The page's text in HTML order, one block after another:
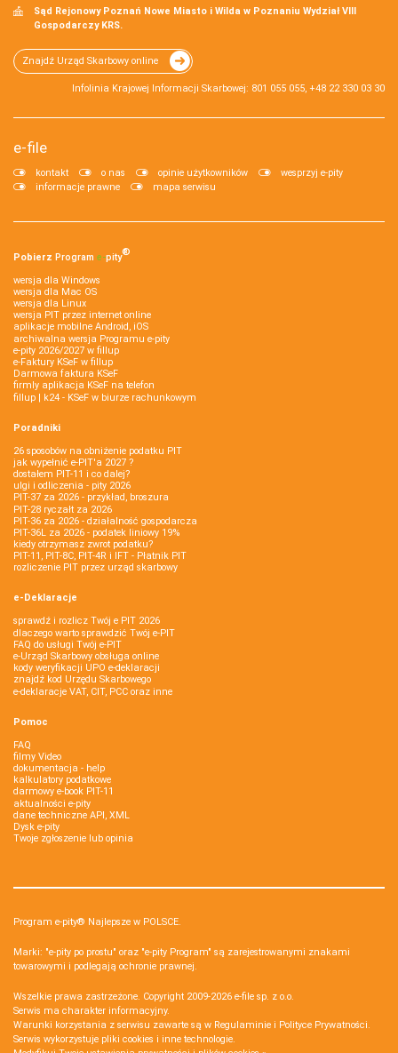
Sąd Rejonowy Poznań Nowe Miasto i Wilda w Poznaniu Wydział VIII
Gospodarczy KRS.
Znajdź Urząd Skarbowy online
Infolinia Krajowej Informacji Skarbowej: 801 055 055, +48 22 330 03 30
e-file
kontakt o nas opinie użytkowników
wesprzyj e-pity
informacje prawne
mapa serwisu
Pobierz Program e‑pity®
wersja dla Windows
wersja dla Mac OS
wersja dla Linux
wersja PIT przez internet online
aplikacje mobilne Android, iOS
archiwalna wersja Programu e-pity
e-pity 2026/2027 w fillup
e‑Faktury KSeF w fillup
Darmowa faktura KSeF
firmly aplikacja KSeF na telefon
fillup | k24 - KSeF w biurze rachunkowym
Poradniki
26 sposobów na obniżenie podatku PIT
jak wypełnić e-PIT'a 2027 ?
dostałem PIT-11 i co dalej?
ulgi i odliczenia - pity 2026
PIT-37 za 2026 - przykład, broszura
PIT-28 ryczałt za 2026
PIT-36 za 2026 - działalność gospodarcza
PIT-36L za 2026 - podatek liniowy 19%
kiedy otrzymasz zwrot podatku?
PIT-11, PIT-8C, PIT-4R i IFT - Płatnik PIT
rozliczenie PIT przez urząd skarbowy
e-Deklaracje
sprawdź i rozlicz Twój e PIT 2026
dlaczego warto sprawdzić Twój e-PIT
FAQ do usługi Twój e-PIT
e-Urząd Skarbowy obsługa online
kody weryfikacji UPO e-deklaracji
znajdź kod Urzędu Skarbowego
e-deklaracje VAT, CIT, PCC oraz inne
Pomoc
FAQ
filmy Video
dokumentacja - help
kalkulatory podatkowe
darmowy e-book PIT-11
aktualności e-pity
dane techniczne API, XML
Dysk e-pity
Twoje zgłoszenie lub opinia
Program e-pity® Najlepsze w POLSCE.
Marki: "e-pity po prostu" oraz "e-pity Program" są zarejestrowanymi znakami
towarowymi i podlegają ochronie prawnej.
Wszelkie prawa zastrzeżone. Copyright 2009-2026 e-file sp. z o.o.
Serwis ma charakter informacyjny.
Warunki korzystania z serwisu zawarte są w Regulaminie i Polityce Prywatności.
Serwis wykorzystuje pliki cookies i inne technologie.